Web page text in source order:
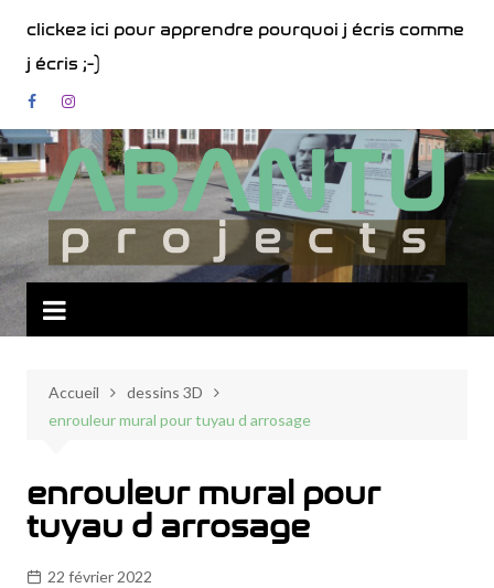
contenu
clickez ici pour apprendre pourquoi j écris comme
j écris ;-)
Accueil
dessins 3D
enrouleur mural pour tuyau d arrosage
enrouleur mural pour
tuyau d arrosage
22 février 2022